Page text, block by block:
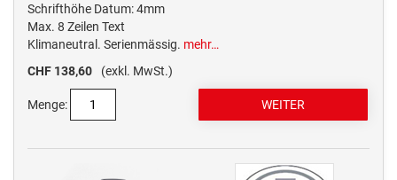
Schrifthöhe Datum: 4mm
Max. 8 Zeilen Text
Klimaneutral. Serienmässig. mehr…
CHF 138,60
(exkl. MwSt.)
Menge: